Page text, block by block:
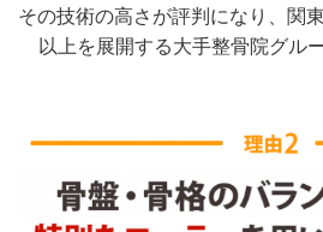
その技術の高さが評判になり、関
以上を展開する大手整骨院グル